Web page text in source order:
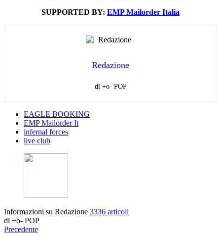
SUPPORTED BY: EMP Mailorder Italia
Redazione
di +o- POP
EAGLE BOOKING
EMP Mailorder It
infernal forces
live club
Informazioni su Redazione 3336 articoli
di +o- POP
Precedente